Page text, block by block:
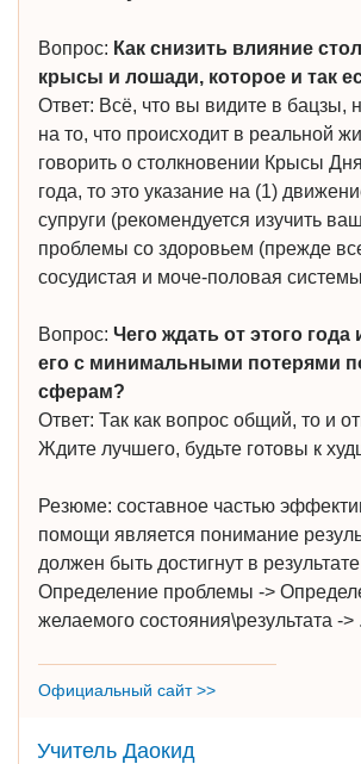
Вопрос: Как снизить влияние
крысы и лошади, которое и так
Ответ: Всё, что вы видите в бацзы,
на то, что происходит в реальной
говорить о столкновении Крысы
года, то это указание на (1)
супруги (рекомендуется изучить
проблемы со здоровьем (прежде
сосудистая и моче-половая
Вопрос: Чего ждать от этого года
его с минимальными потерями
сферам?
Ответ: Так как вопрос общий, то и
Ждите лучшего, будьте готовы к
Резюме: составное частью
помощи является понимание
должен быть достигнут в
Определение проблемы ->
желаемого состояния\результата -
Официальный сайт >>
Учитель Даокид